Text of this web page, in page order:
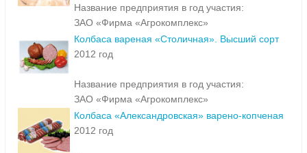
Название предприятия в год участия:
ЗАО «Фирма «Агрокомплекс»
Колбаса вареная «Столичная». Высший сорт
2012 год
Название предприятия в год участия:
ЗАО «Фирма «Агрокомплекс»
Колбаса «Александровская» варено-копченая
2012 год